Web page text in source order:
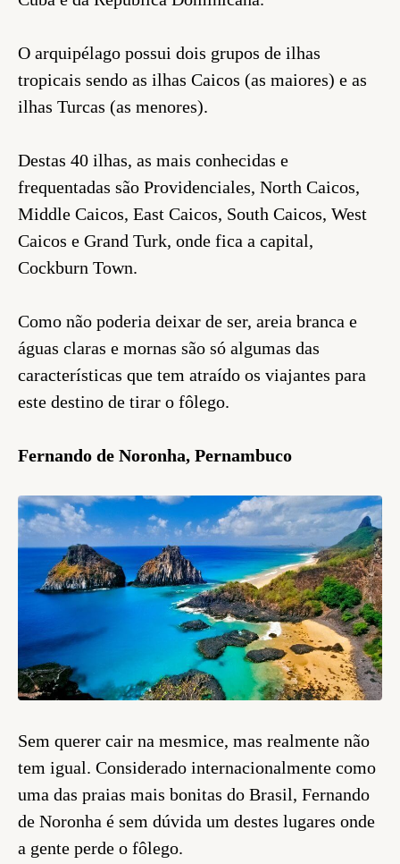
O arquipélago possui dois grupos de ilhas
tropicais sendo as ilhas Caicos (as maiores) e as
ilhas Turcas (as menores).
Destas 40 ilhas, as mais conhecidas e
frequentadas são Providenciales, North Caicos,
Middle Caicos, East Caicos, South Caicos, West
Caicos e Grand Turk, onde fica a capital,
Cockburn Town.
Como não poderia deixar de ser, areia branca e
águas claras e mornas são só algumas das
características que tem atraído os viajantes para
este destino de tirar o fôlego.
Fernando de Noronha, Pernambuco
Sem querer cair na mesmice, mas realmente não
tem igual. Considerado internacionalmente como
uma das praias mais bonitas do Brasil, Fernando
de Noronha é sem dúvida um destes lugares onde
a gente perde o fôlego.